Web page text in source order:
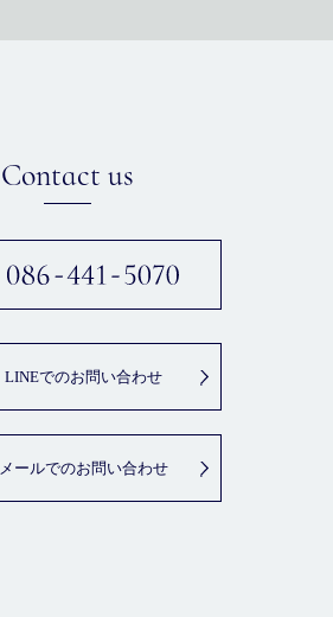
Contact us
LINEでのお問い合わせ
メールでのお問い合わせ